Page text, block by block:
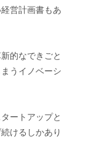
営計画書もあ
的なできごと
うイノベーシ
ートアップと
けるしかあり